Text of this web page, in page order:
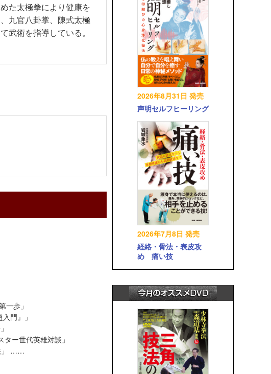
た太極拳により健康を
九官八卦掌、陳式太極
武術を指導している。
一歩」
門』」
ー世代英雄対談」
」 ……
2026年8月31日 発売
声明セルフヒーリング
2026年7月8日 発売
経絡・骨法・表皮攻
め 痛い技